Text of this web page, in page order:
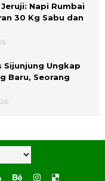
Napi Rumbai
30 Kg Sabu dan
Ungkap
Baru, Seorang